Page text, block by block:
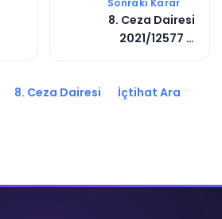
Sonraki Karar
8. Ceza Dairesi
2021/12577 E.
8. Ceza Dairesi İçtihat Ara